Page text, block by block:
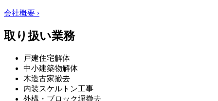
会社概要 ›
取り扱い業務
戸建住宅解体
中小建築物解体
木造古家撤去
内装スケルトン工事
外構・ブロック塀撤去